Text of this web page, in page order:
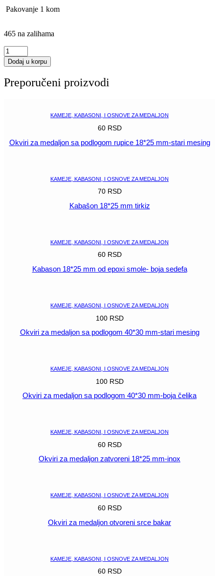
Pakovanje 1 kom
465 na zalihama
Okviri
za
medaljon
pravougaonik
srebro
Dodaj u korpu
Preporučeni proizvodi
KAMEJE, KABASONI, I OSNOVE ZA MEDALJON
60 RSD
Okviri za medaljon sa podlogom rupice 18*25 mm-stari mesing
KAMEJE, KABASONI, I OSNOVE ZA MEDALJON
70 RSD
Kabašon 18*25 mm tirkiz
KAMEJE, KABASONI, I OSNOVE ZA MEDALJON
60 RSD
Kabason 18*25 mm od epoxi smole- boja sedefa
KAMEJE, KABASONI, I OSNOVE ZA MEDALJON
100 RSD
Okviri za medaljon sa podlogom 40*30 mm-stari mesing
KAMEJE, KABASONI, I OSNOVE ZA MEDALJON
100 RSD
Okviri za medaljon sa podlogom 40*30 mm-boja čelika
KAMEJE, KABASONI, I OSNOVE ZA MEDALJON
60 RSD
Okviri za medaljon zatvoreni 18*25 mm-inox
KAMEJE, KABASONI, I OSNOVE ZA MEDALJON
60 RSD
Okviri za medaljon otvoreni srce bakar
KAMEJE, KABASONI, I OSNOVE ZA MEDALJON
60 RSD